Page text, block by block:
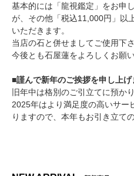
基本的には「龍視鑑定」をお申
が、その他「税込11,000円」以
いただきます。
当店の石と併せましてご使用下さ
今後とも石屋蓮をよろしくお願
■謹んで新年のご挨拶を申し上
旧年中は格別のご引立てに預か
2025年はより満足度の高いサー
りますので、本年もお引き立て